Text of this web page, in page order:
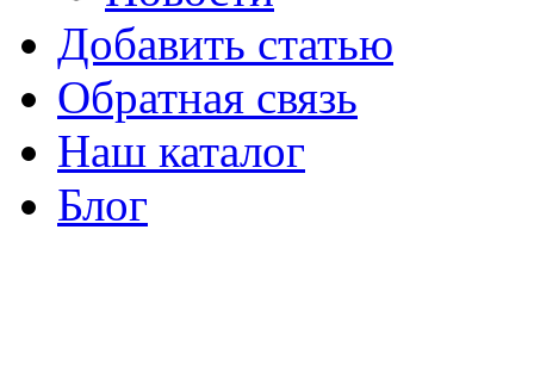
Добавить статью
Обратная связь
Наш каталог
Блог